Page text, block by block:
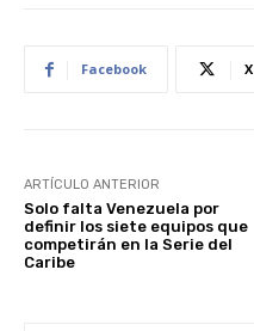
Facebook X
ARTÍCULO ANTERIOR
Solo falta Venezuela por
definir los siete equipos que
competirán en la Serie del
Caribe